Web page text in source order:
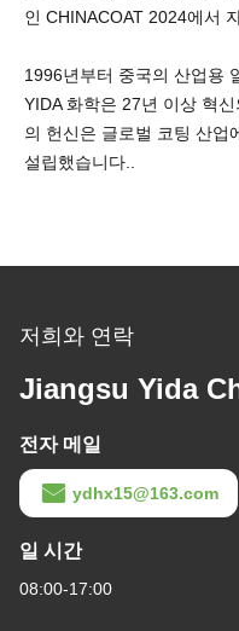
인 CHINACOAT 2024에서
1996년부터 중국의 산업용
YIDA 화학은 27년 이상 혁
의 헌신은 글로벌 코팅 산업
설립했습니다..
저희와 연락
Jiangsu Yida
전자 메일
ydhx15@163.com
일 시간
08:00-17:00